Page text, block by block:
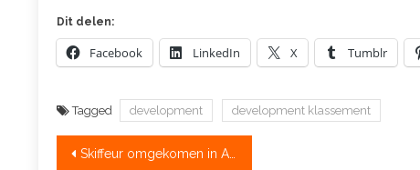
Dit delen:
Facebook LinkedIn X Tumblr
Tagged development development klassement
Bericht
Skiffeur omgekomen in Alphen aan den Rijn